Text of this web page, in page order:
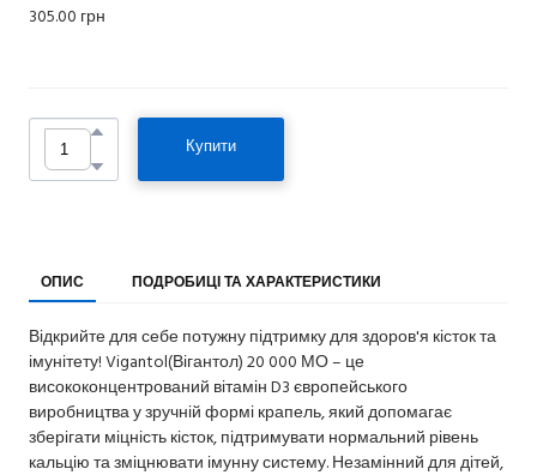
305.00 грн
Купити
ОПИС ПОДРОБИЦІ ТА ХАРАКТЕРИСТИКИ
Відкрийте для себе потужну підтримку для здоров'я кісток та
імунітету! Vigantol(Вігантол) 20 000 МО – це
висококонцентрований вітамін D3 європейського
виробництва у зручній формі крапель, який допомагає
зберігати міцність кісток, підтримувати нормальний рівень
кальцію та зміцнювати імунну систему. Незамінний для дітей,